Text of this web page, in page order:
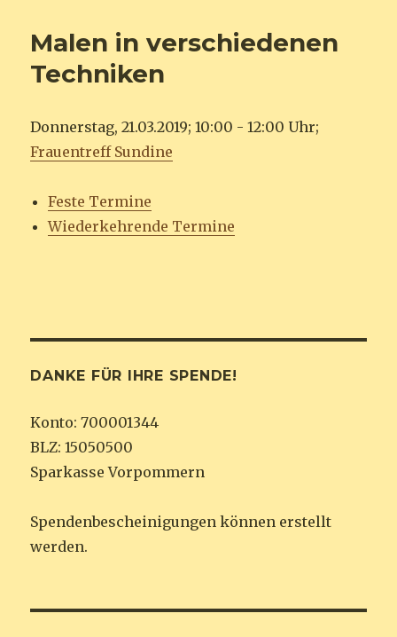
Malen in verschiedenen
Techniken
Donnerstag, 21.03.2019; 10:00 - 12:00 Uhr;
Frauentreff Sundine
Feste Termine
Wiederkehrende Termine
DANKE FÜR IHRE SPENDE!
Konto: 700001344
BLZ: 15050500
Sparkasse Vorpommern
Spendenbescheinigungen können erstellt
werden.